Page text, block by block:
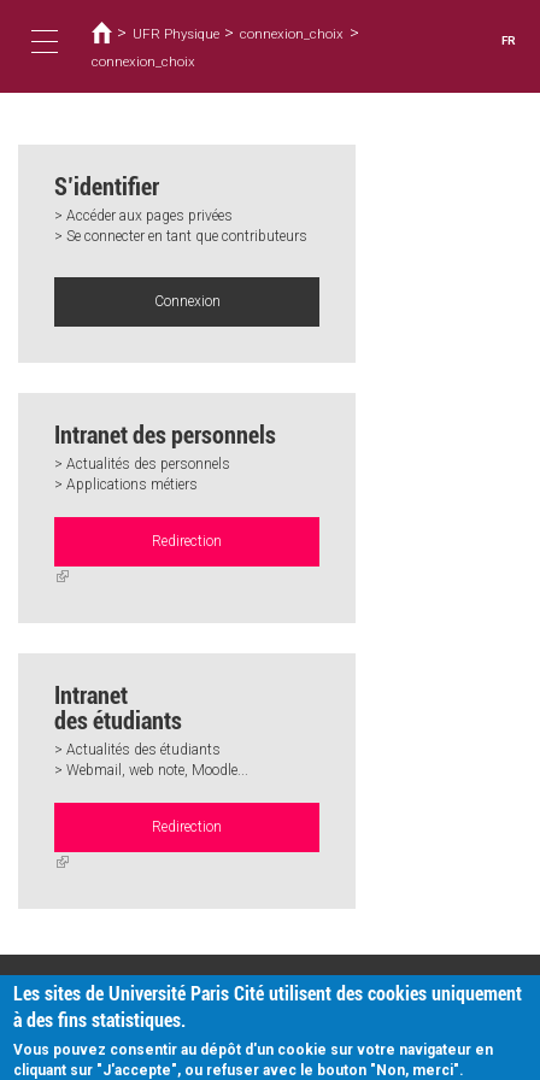
contenu
Toggle
navigation
êtes
ici
> UFR Physique > connexion_choix >
connexion_choix
FR
S’identifier
> Accéder aux pages privées
> Se connecter en tant que contributeurs
Connexion
Intranet des personnels
> Actualités des personnels
> Applications métiers
Redirection
(link
Intranet
des étudiants
> Actualités des étudiants
> Webmail, web note, Moodle...
Redirection
(link
PRATIQUE
Plan d'accès
Intranet
Mentions légales
Données personnelles
Les sites de Université Paris Cité utilisent des cookies uniquement
à des fins statistiques.
Vous pouvez consentir au dépôt d'un cookie sur votre navigateur en
cliquant sur "J'accepte", ou refuser avec le bouton "Non, merci".